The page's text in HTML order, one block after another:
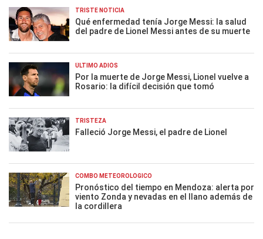
TRISTE NOTICIA
Qué enfermedad tenía Jorge Messi: la salud
del padre de Lionel Messi antes de su muerte
ÚLTIMO ADIÓS
Por la muerte de Jorge Messi, Lionel vuelve a
Rosario: la difícil decisión que tomó
TRISTEZA
Falleció Jorge Messi, el padre de Lionel
COMBO METEOROLÓGICO
Pronóstico del tiempo en Mendoza: alerta por
viento Zonda y nevadas en el llano además de
la cordillera